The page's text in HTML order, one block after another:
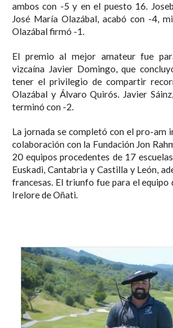
ambos con -5 y en el puesto 16.
José María Olazábal, acabó con -4,
Olazábal firmó -1.
El premio al mejor amateur fue
vizcaína Javier Domingo, que
tener el privilegio de compartir
Olazábal y Álvaro Quirós. Javier
terminó con -2.
La jornada se completó con el pro-am
colaboración con la Fundación Jon
20 equipos procedentes de 17
Euskadi, Cantabria y Castilla y León,
francesas. El triunfo fue para el equipo
Irelore de Oñati.